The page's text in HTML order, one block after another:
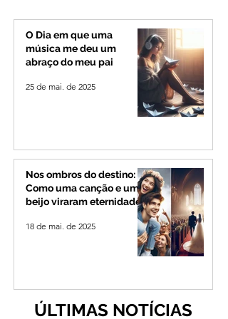
Alto Paranaíba
O Dia em que uma
música me deu um
abraço do meu pai
25 de mai. de 2025
Nos ombros do destino:
Como uma canção e um
beijo viraram eternidade
18 de mai. de 2025
ÚLTIMAS NOTÍCIAS